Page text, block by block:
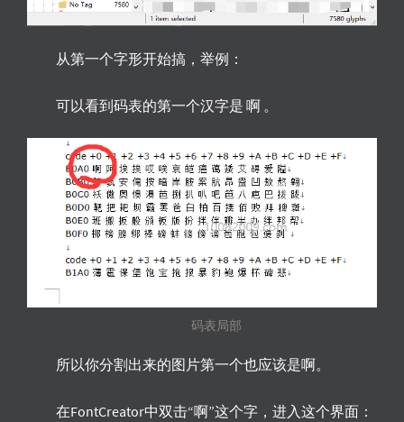
从第一个字形开始搞，举例：
可以看到码表的第一个汉字是 啊 。
码表局部
所以你分割出来的图片第一个也应该是啊。
在FontCreator中双击“啊”这个字，进入这个界面：